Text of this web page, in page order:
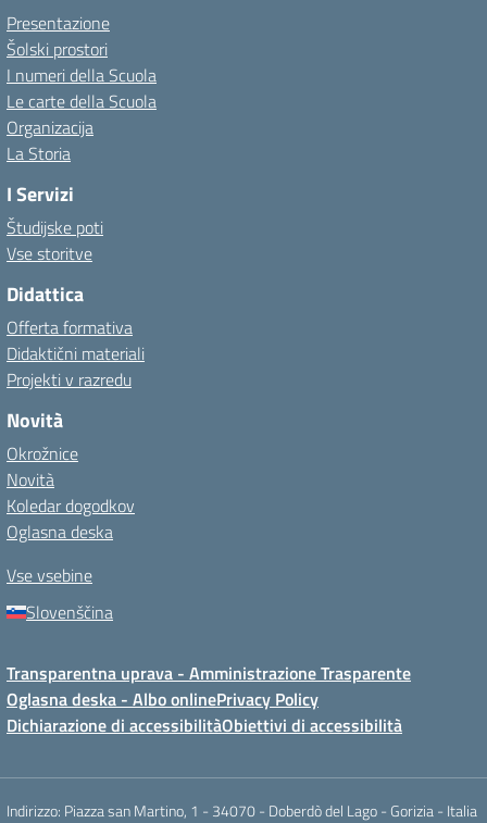
Presentazione
Šolski prostori
I numeri della Scuola
Le carte della Scuola
Organizacija
La Storia
I Servizi
Študijske poti
Vse storitve
Didattica
Offerta formativa
Didaktični materiali
Projekti v razredu
Novità
Okrožnice
Novità
Koledar dogodkov
Oglasna deska
Vse vsebine
Slovenščina
Transparentna uprava - Amministrazione Trasparente
Oglasna deska - Albo onlinePrivacy Policy
Dichiarazione di accessibilitàObiettivi di accessibilità
Indirizzo: Piazza san Martino, 1 - 34070 - Doberdò del Lago - Gorizia - Italia